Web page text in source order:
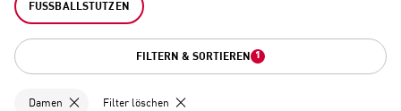
FUSSBALLSTUTZEN
FILTERN & SORTIEREN 1
Damen Filter löschen